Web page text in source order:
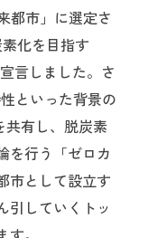
都市」に選定さ
化を目指す
言しました。さ
といった背景の
共有し、脱炭素
を行う「ゼロカ
市として設立す
引していくトッ